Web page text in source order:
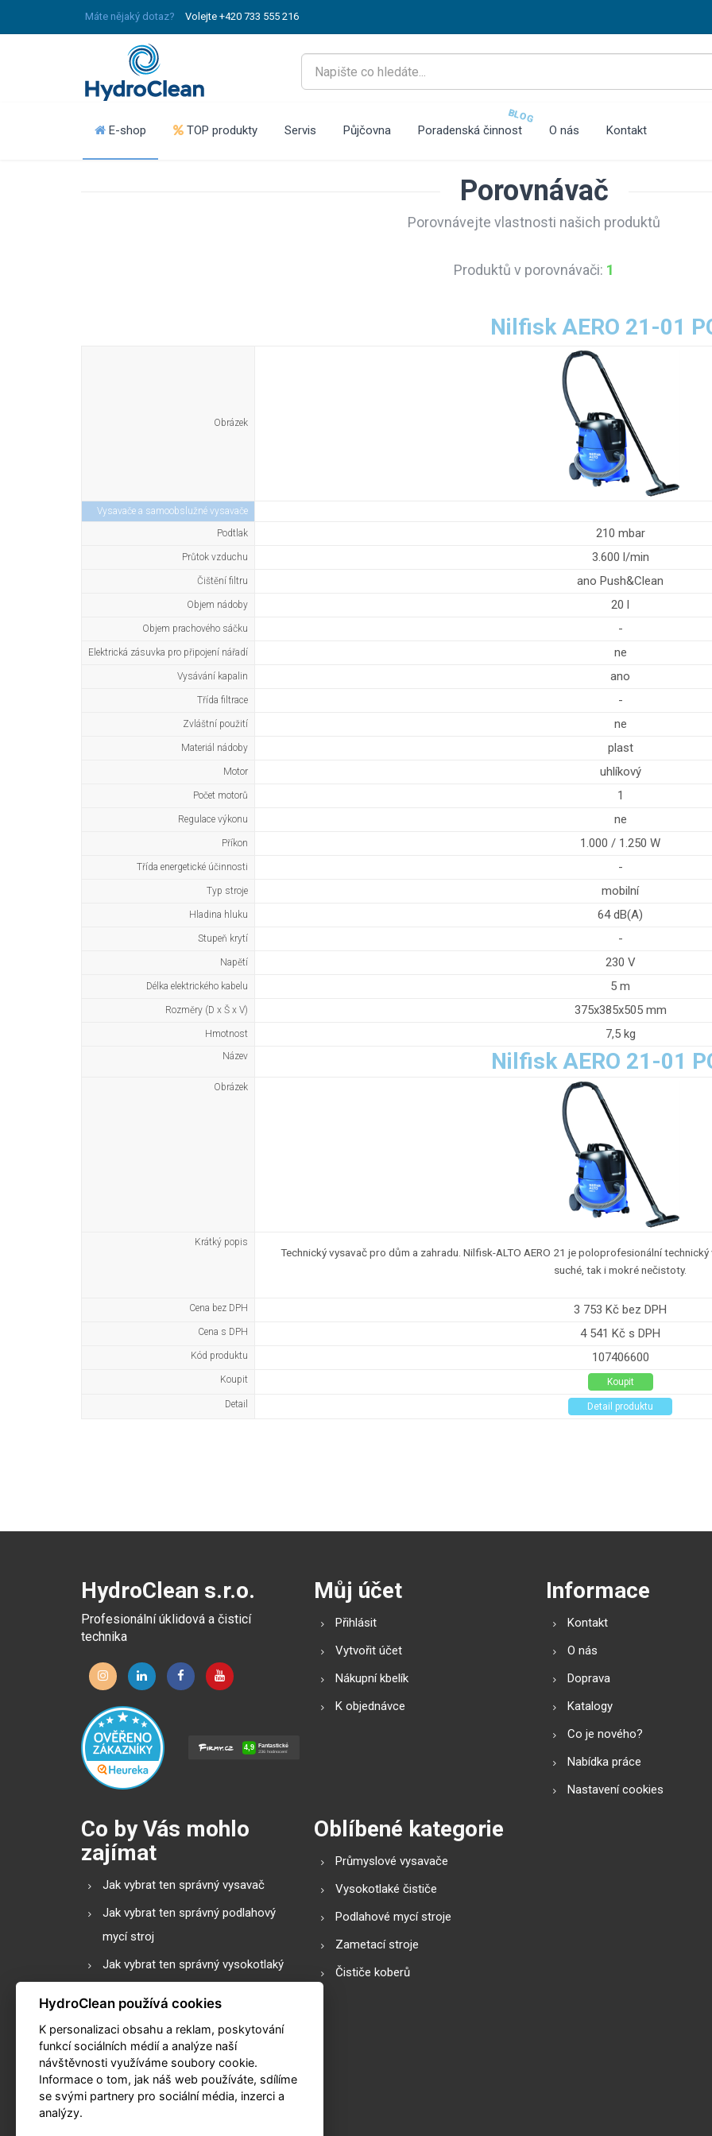
Máte nějaký dotaz? Volejte +420 733 555 216
E-shop TOP produkty Servis Půjčovna Poradenská činnost
BLOG
O nás Kontakt
Porovnávač
Porovnávejte vlastnosti našich produktů
Produktů v porovnávači: 1
Nilfisk AERO 21-01
Obrázek
Vysavače a samoobslužné vysavače
Podtlak
210 mbar
Průtok vzduchu 3.600 l/min
Čištění filtru ano Push&Clean
Objem nádoby 20 l
Objem prachového sáčku -
Elektrická zásuvka pro připojení nářadí ne
Vysávání kapalin ano
Třída filtrace -
Zvláštní použití ne
Materiál nádoby plast
Motor uhlíkový
Počet motorů 1
Regulace výkonu ne
Příkon 1.000 / 1.250 W
Třída energetické účinnosti -
Typ stroje mobilní
Hladina hluku 64 dB(A)
Stupeň krytí -
Napětí 230 V
Délka elektrického kabelu 5 m
Rozměry (D x Š x V) 375x385x505 mm
Hmotnost 7,5 kg
Název Nilfisk AERO 21-01
Obrázek
Krátký popis
Technický vysavač pro dům a zahradu. Nilfisk-ALTO AERO 21 je poloprofesionální
suché, tak i mokré nečistoty.
Cena bez DPH 3 753 Kč bez DPH
Cena s DPH 4 541 Kč s DPH
Kód produktu 107406600
Koupit
Koupit
Detail
Detail produktu
HydroClean s.r.o.
Profesionální úklidová a čisticí
technika
Můj účet
Přihlásit
Vytvořit účet
Nákupní kbelík
K objednávce
Informace
Kontakt
O nás
Doprava
Katalogy
Co je nového?
Nabídka práce
Nastavení cookies
Co by Vás mohlo
zajímat
Jak vybrat ten správný vysavač
Jak vybrat ten správný podlahový
mycí stroj
Jak vybrat ten správný vysokotlaký
Podlahové mycí stroje s válcovým
nebo diskovým kartáčem?
Slovník pojmů
Praktické kalkulačky
Oblíbené kategorie
Průmyslové vysavače
Vysokotlaké čističe
Podlahové mycí stroje
Zametací stroje
Čističe koberů
HydroClean používá cookies
K personalizaci obsahu a reklam, poskytování
funkcí sociálních médií a analýze naší
návštěvnosti využíváme soubory cookie.
Informace o tom, jak náš web používáte, sdílíme
se svými partnery pro sociální média, inzerci a
analýzy.